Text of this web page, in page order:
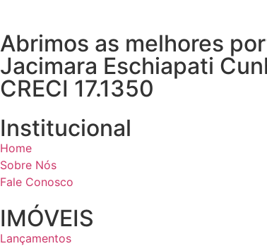
Abrimos as melhores
Jacimara Eschiapati
CRECI 17.1350
Institucional
Home
Sobre Nós
Fale Conosco
IMÓVEIS
Lançamentos